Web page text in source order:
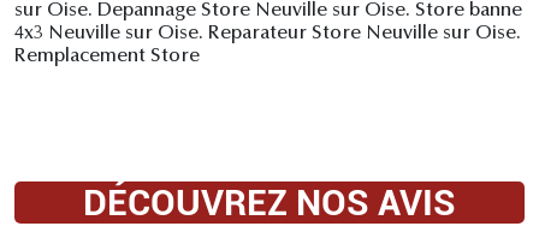
sur Oise. Depannage Store Neuville sur Oise. Store banne
4x3 Neuville sur Oise. Reparateur Store Neuville sur Oise.
Remplacement Store
DÉCOUVREZ NOS AVIS